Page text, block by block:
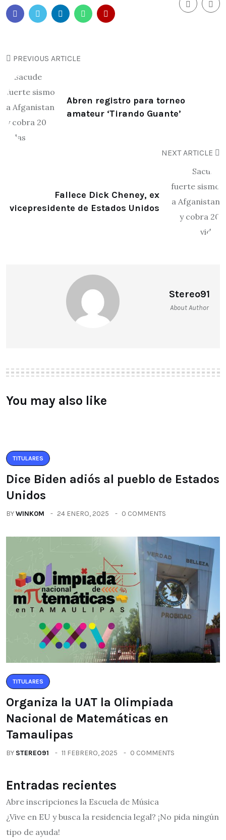
PREVIOUS ARTICLE
Abren registro para torneo
amateur ‘Tirando Guante’
NEXT ARTICLE
Fallece Dick Cheney, ex
vicepresidente de Estados Unidos
Stereo91
About Author
You may also like
TITULARES
Dice Biden adiós al pueblo de Estados
Unidos
BYWINK0M 24 ENERO, 2025 0 COMMENTS
TITULARES
Organiza la UAT la Olimpiada
Nacional de Matemáticas en
Tamaulipas
BY STEREO91 11 FEBRERO, 2025 0 COMMENTS
Entradas recientes
Abre inscripciones la Escuela de Música
¿Vive en EU y busca la residencia legal? ¡No pida ningún
tipo de ayuda!